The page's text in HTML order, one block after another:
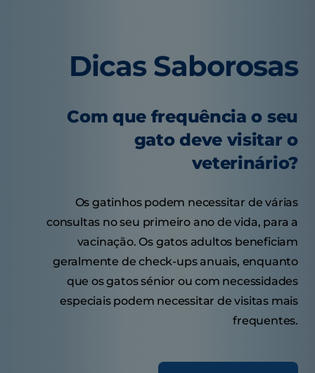
Dicas Saborosas
Com que frequência o seu
gato deve visitar o
veterinário?
Os gatinhos podem necessitar de várias
consultas no seu primeiro ano de vida, para a
vacinação. Os gatos adultos beneficiam
geralmente de check-ups anuais, enquanto
que os gatos sénior ou com necessidades
especiais podem necessitar de visitas mais
frequentes.